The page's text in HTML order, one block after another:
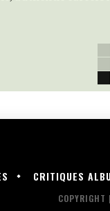
CRITIQUES
COPYRIGHT